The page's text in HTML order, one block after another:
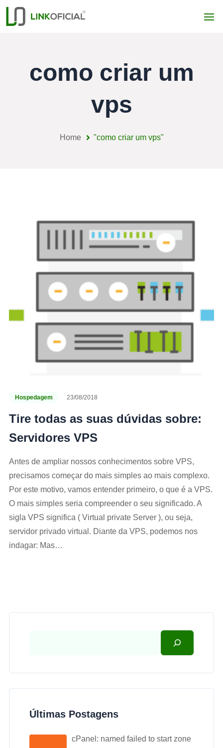
como criar um
vps
Home "como criar um vps"
Hospedagem 23/08/2018
Tire todas as suas dúvidas sobre:
Servidores VPS
Antes de ampliar nossos conhecimentos sobre VPS,
precisamos começar do mais simples ao mais complexo.
Por este motivo, vamos entender primeiro, o que é a VPS.
O mais simples seria compreender o seu significado. A
sigla VPS significa ( Virtual private Server ), ou seja,
servidor privado virtual. Diante da VPS, podemos nos
indagar: Mas…
Últimas Postagens
cPanel: named failed to start zone